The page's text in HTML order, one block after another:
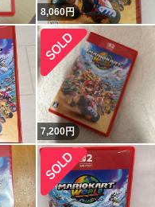
8,060円
7,200円